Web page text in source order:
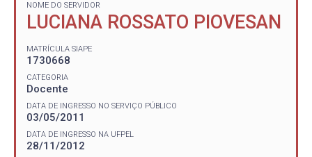
NOME DO SERVIDOR
LUCIANA ROSSATO PIOVESAN
MATRÍCULA SIAPE
1730668
CATEGORIA
Docente
DATA DE INGRESSO NO SERVIÇO PÚBLICO
03/05/2011
DATA DE INGRESSO NA UFPEL
28/11/2012